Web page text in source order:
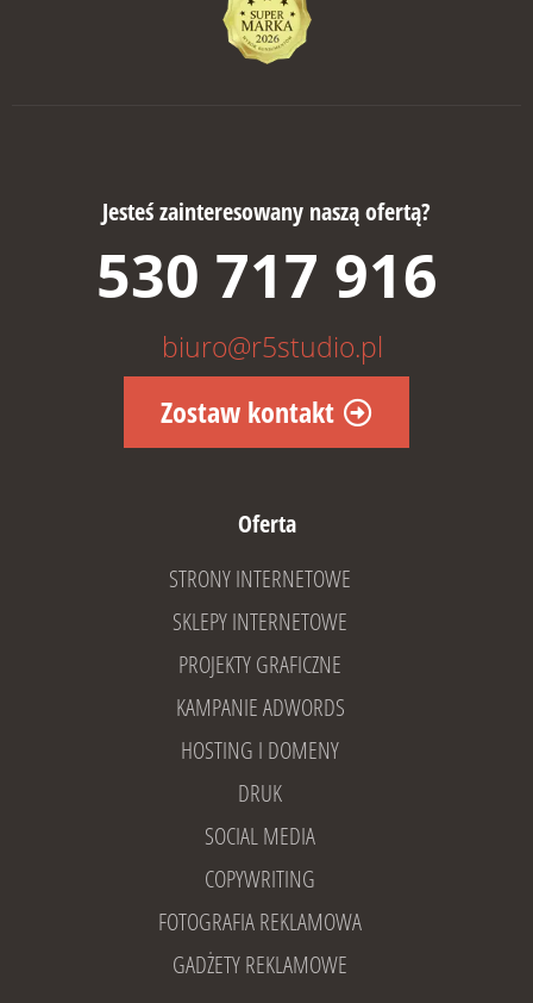
Jesteś zainteresowany naszą ofertą?
530 717 916
biuro@r5studio.pl
Zostaw kontakt
Oferta
STRONY INTERNETOWE
SKLEPY INTERNETOWE
PROJEKTY GRAFICZNE
KAMPANIE ADWORDS
HOSTING I DOMENY
DRUK
SOCIAL MEDIA
COPYWRITING
FOTOGRAFIA REKLAMOWA
GADŻETY REKLAMOWE